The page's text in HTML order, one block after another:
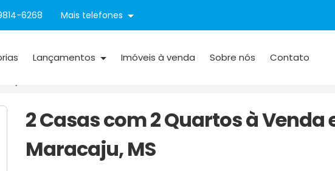
6268 Mais telefones
Lançamentos Imóveis à venda Sobre nós Contato
2 Casas com 2 Quartos à Venda
Maracaju, MS